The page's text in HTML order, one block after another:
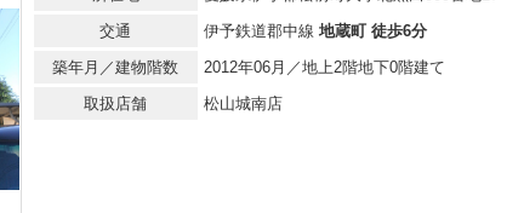
交通
伊予鉄道郡中線 地蔵町 徒歩6分
築年月／建物階数
2012年06月／地上2階地下0階建て
取扱店舗
松山城南店